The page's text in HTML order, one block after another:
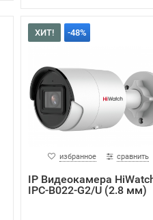
ХИТ! -48%
избранное сравнить
IP Видеокамера
IPC-B022-G2/U (2.8 мм)